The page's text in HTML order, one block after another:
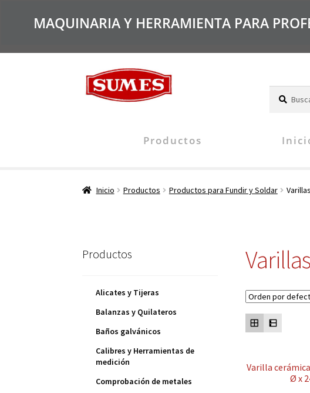
MAQUINARIA Y HERRAMIENTA PARA
Productos
Inicio Productos Productos para Fundir y Soldar
Varilla
Ø x
Productos
Alicates y Tijeras
Balanzas y Quilateros
Baños galvánicos
Calibres y Herramientas de
medición
Comprobación de metales